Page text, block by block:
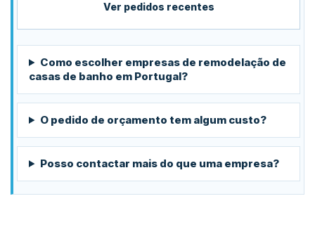
Ver pedidos recentes
Como escolher empresas de remodelação de
casas de banho em Portugal?
O pedido de orçamento tem algum custo?
Posso contactar mais do que uma empresa?